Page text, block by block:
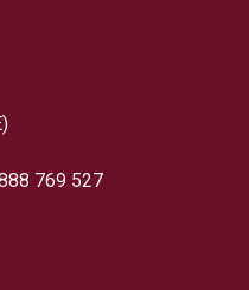
769 527